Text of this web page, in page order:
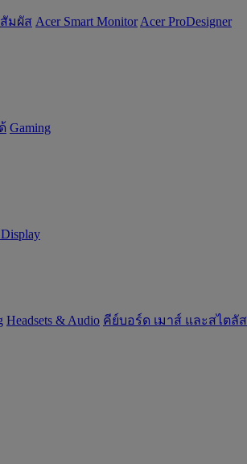
สัมผัส Acer Smart Monitor Acer ProDesigner
Gaming
‌Headsets & Audio คีย์บอร์ด เมาส์ และสไตลัส